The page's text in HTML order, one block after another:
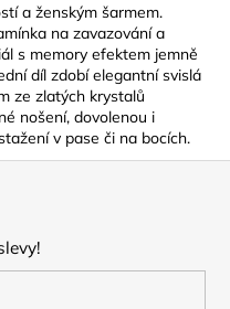
a ženským šarmem.
na zavazování a
s memory efektem jemně
díl zdobí elegantní svislá
ze zlatých krystalů
nošení, dovolenou i
v pase či na bocích.